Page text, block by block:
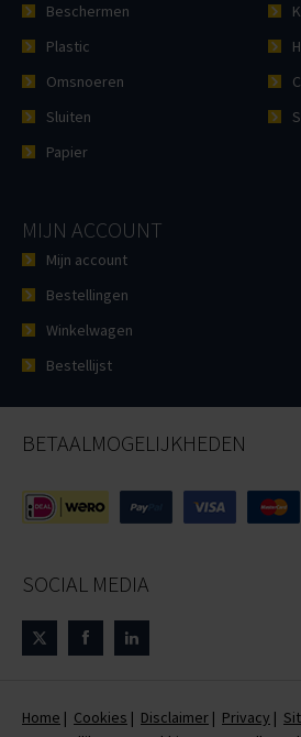
Beschermen
Plastic
Omsnoeren
Sluiten
Papier
MIJN ACCOUNT
Mijn account
Bestellingen
Winkelwagen
Bestellijst
BETAALMOGELIJKHEDEN
SOCIAL MEDIA
Home | Cookies | Disclaimer | Privacy |